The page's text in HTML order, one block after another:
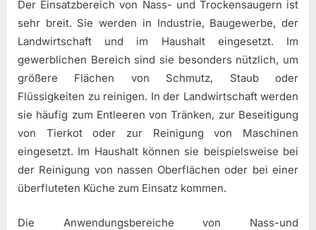
Der Einsatzbereich von Nass- und Trockensaugern ist
sehr breit. Sie werden in Industrie, Baugewerbe, der
Landwirtschaft und im Haushalt eingesetzt. Im
gewerblichen Bereich sind sie besonders nützlich, um
größere Flächen von Schmutz, Staub oder
Flüssigkeiten zu reinigen. In der Landwirtschaft werden
sie häufig zum Entleeren von Tränken, zur Beseitigung
von Tierkot oder zur Reinigung von Maschinen
eingesetzt. Im Haushalt können sie beispielsweise bei
der Reinigung von nassen Oberflächen oder bei einer
überfluteten Küche zum Einsatz kommen.
Die Anwendungsbereiche von Nass-und